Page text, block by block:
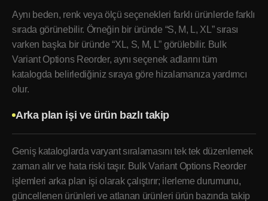
Aynı beden, renk veya ölçü seçenekleri farklı ürünlerde farklı
sırada görünebilir. Örneğin bir üründe “S, M, L, XL” sırası
varken başka bir üründe “XL, S, M, L” görülebilir. Bulk
Variant Options Reorder, aynı seçenek adlarını tüm
katalogda belirlediğiniz sıraya göre hizalamanıza yardımcı
olur.
Arka plan işi ve ürün bazlı takip
Geniş kataloglarda varyant sıralamasını tek tek düzenlemek
zaman alır ve hata riski taşır. Bulk Variant Options Reorder
işlemleri arka plan işi olarak çalıştırır; ilerleme durumunu,
güncellenen ürünleri ve atlanan ürünleri ürün bazında takip